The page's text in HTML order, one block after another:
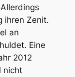
ihren Zenit.
an
Eine
2012
nicht